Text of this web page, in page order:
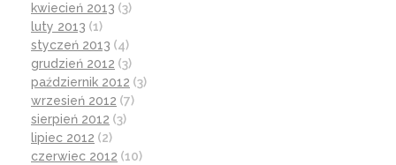
kwiecień 2013 (3)
luty 2013 (1)
styczeń 2013 (4)
grudzień 2012 (3)
październik 2012 (3)
wrzesień 2012 (7)
sierpień 2012 (3)
lipiec 2012 (2)
czerwiec 2012 (10)